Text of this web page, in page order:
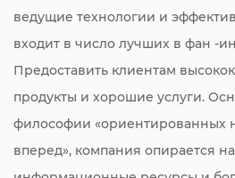
ведущие технологии и
входит в число лучших в фан -
Предоставить клиентам
продукты и хорошие услуги.
философии «ориентированных
вперед», компания опирается